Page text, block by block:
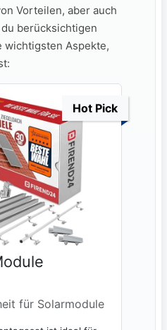
Vorteilen, aber auch
⁣berücksichtigen
wichtigsten Aspekte,
Hot Pick
für Solarmodule